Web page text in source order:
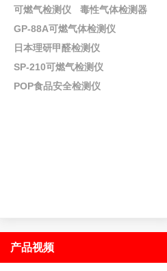
可燃气检测仪
毒性气体检测器
GP-88A可燃气体检测仪
日本理研甲醛检测仪
SP-210可燃气检测仪
POP食品安全检测仪
产品视频